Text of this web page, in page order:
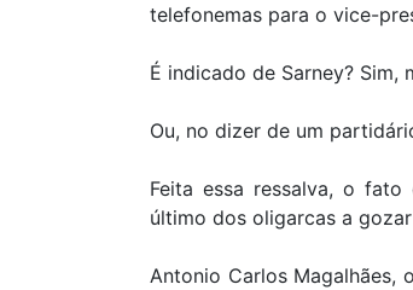
telefonemas para o vice-
É indicado de Sarney? Sim,
Ou, no dizer de um
Feita essa ressalva, o
último dos oligarcas a
Antonio Carlos Magalhães,